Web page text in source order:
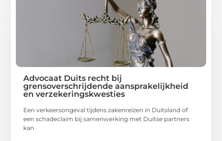
Advocaat Duits recht bij
grensoverschrijdende aansprakelijkheid
en verzekeringskwesties
Een verkeersongeval tijdens zakenreizen in Duitsland of
een schadeclaim bij samenwerking met Duitse partners
kan